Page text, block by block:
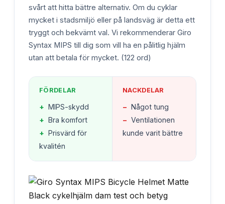
svårt att hitta bättre alternativ. Om du cyklar
mycket i stadsmiljö eller på landsväg är detta ett
tryggt och bekvämt val. Vi rekommenderar Giro
Syntax MIPS till dig som vill ha en pålitlig hjälm
utan att betala för mycket. (122 ord)
FÖRDELAR
+ MIPS-skydd
+ Bra komfort
+ Prisvärd för
kvalitén
NACKDELAR
− Något tung
− Ventilationen
kunde varit bättre